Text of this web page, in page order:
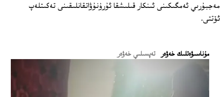
مەجبۇرىي ئەمگىكىنى ئىنكار قىلىشقا ئۇرۇنۇۋاتقانلىقىنى تەكىتلەپ
ئۆتتى.
ﻣﯘﻧﺎﺳﯩﯟﻩﺗﻠﯩﻚ ﺧﻪﯞﻩﺭ تەپسىلىي خەۋەر